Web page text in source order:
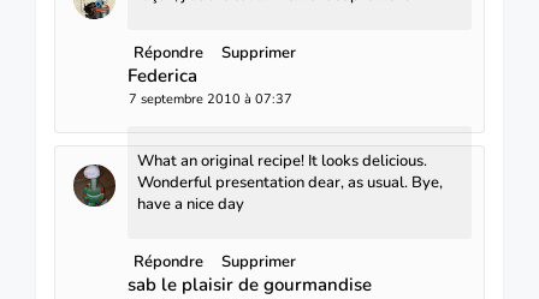
Répondre Supprimer
Federica
7 septembre 2010 à 07:37
What an original recipe! It looks delicious.
Wonderful presentation dear, as usual. Bye,
have a nice day
Répondre Supprimer
sab le plaisir de gourmandise